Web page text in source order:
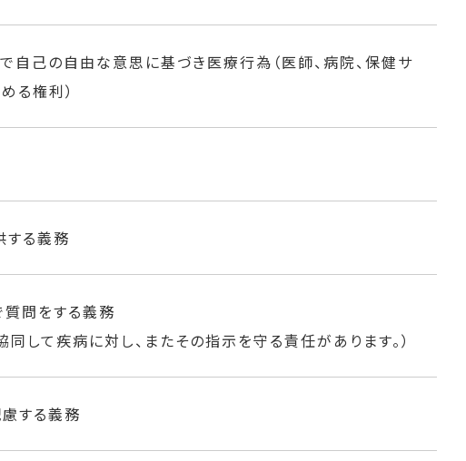
自己の自由な意思に基づき医療行為（医師、病院、保健サ
る権利）
する義務
問をする義務
して疾病に対し、またその指示を守る責任があります。）
する義務